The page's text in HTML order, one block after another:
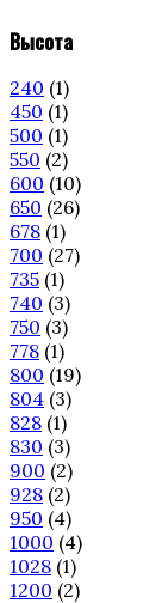
Высота
240 (1)
450 (1)
500 (1)
550 (2)
600 (10)
650 (26)
678 (1)
700 (27)
735 (1)
740 (3)
750 (3)
778 (1)
800 (19)
804 (3)
828 (1)
830 (3)
900 (2)
928 (2)
950 (4)
1000 (4)
1028 (1)
1200 (2)